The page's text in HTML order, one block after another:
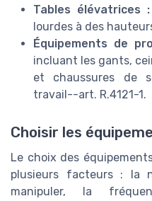
Tables élévatrices :
lourdes à des
Équipements de
incluant les gants,
et chaussures de
travail--art. R.4121-1.
Choisir les
Le choix des
plusieurs facteurs : la
manipuler, la